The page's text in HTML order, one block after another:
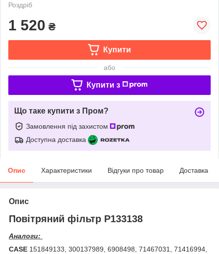
Роздріб
1 520 ₴
Купити
або
Купити з
Що таке купити з Пром?
Замовлення під захистом
Доступна доставка
Опис Характеристики Відгуки про товар Доставка
Опис
Повітряний фільтр P133138
Аналоги:
CASE 151849133, 300137989, 6908498, 71467031, 71416994,